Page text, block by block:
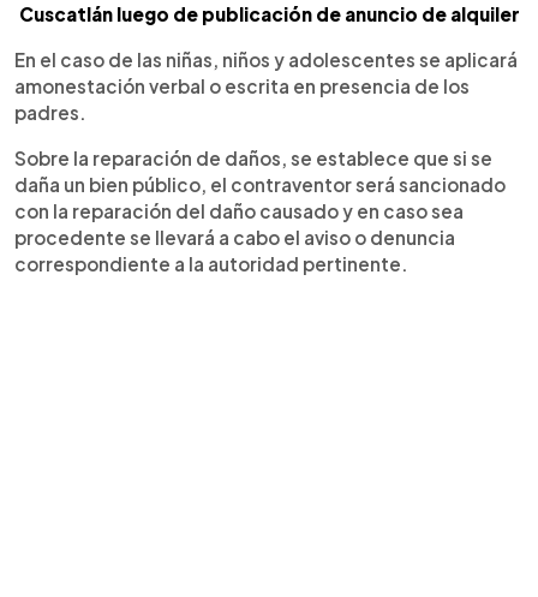
Cuscatlán luego de publicación de anuncio de alquiler
En el caso de las niñas, niños y adolescentes se aplicará
amonestación verbal o escrita en presencia de los
padres.
Sobre la reparación de daños, se establece que si se
daña un bien público, el contraventor será sancionado
con la reparación del daño causado y en caso sea
procedente se llevará a cabo el aviso o denuncia
correspondiente a la autoridad pertinente.